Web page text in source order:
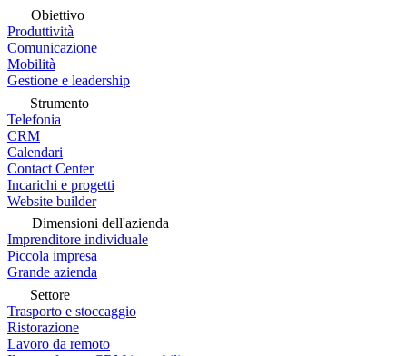
Obiettivo
Produttività
Comunicazione
Mobilità
Gestione e leadership
Strumento
Telefonia
CRM
Calendari
Contact Center
Incarichi e progetti
Website builder
Dimensioni dell'azienda
Imprenditore individuale
Piccola impresa
Grande azienda
Settore
Trasporto e stoccaggio
Ristorazione
Lavoro da remoto